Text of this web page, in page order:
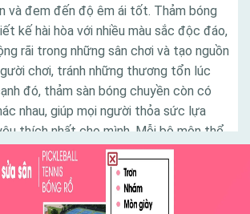
và đem đến độ êm ái tốt. Thảm bóng
kế hài hòa với nhiều màu sắc độc đáo,
rãi trong những sân chơi và tạo nguồn
chơi, tránh những thương tổn lúc
đó, thảm sàn bóng chuyền còn có
nhau, giúp mọi người thỏa sức lựa
thích nhất cho mình. Mỗi bộ môn thể
lợi ích khác nhau cho người chơi.
là bộ môn lý tưởng tạo nên dấu
người. Để có được một sân thi đấu